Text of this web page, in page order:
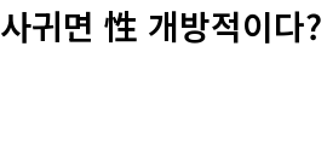
귀면 性 개방적이